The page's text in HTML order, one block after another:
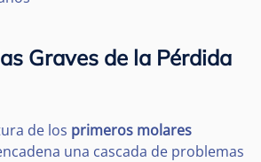
Graves de la Pérdida
de los primeros molares
una cascada de problemas